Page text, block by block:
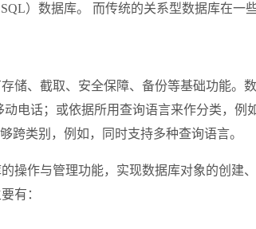
）数据库。 而传统的关系型数据库在一
储、截取、安全保障、备份等基础功能。
电话；或依据所用查询语言来作分类，
跨类别，例如，同时支持多种查询语言。
操作与管理功能，实现数据库对象的创
有：